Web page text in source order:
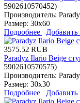
5902610570452)
Производитель:
Размер: 30x60
Подробнее
3575.52 RUB
Paradyz Ilario Beige
5902610570575)
Производитель:
Размер: 30x30
Подробнее